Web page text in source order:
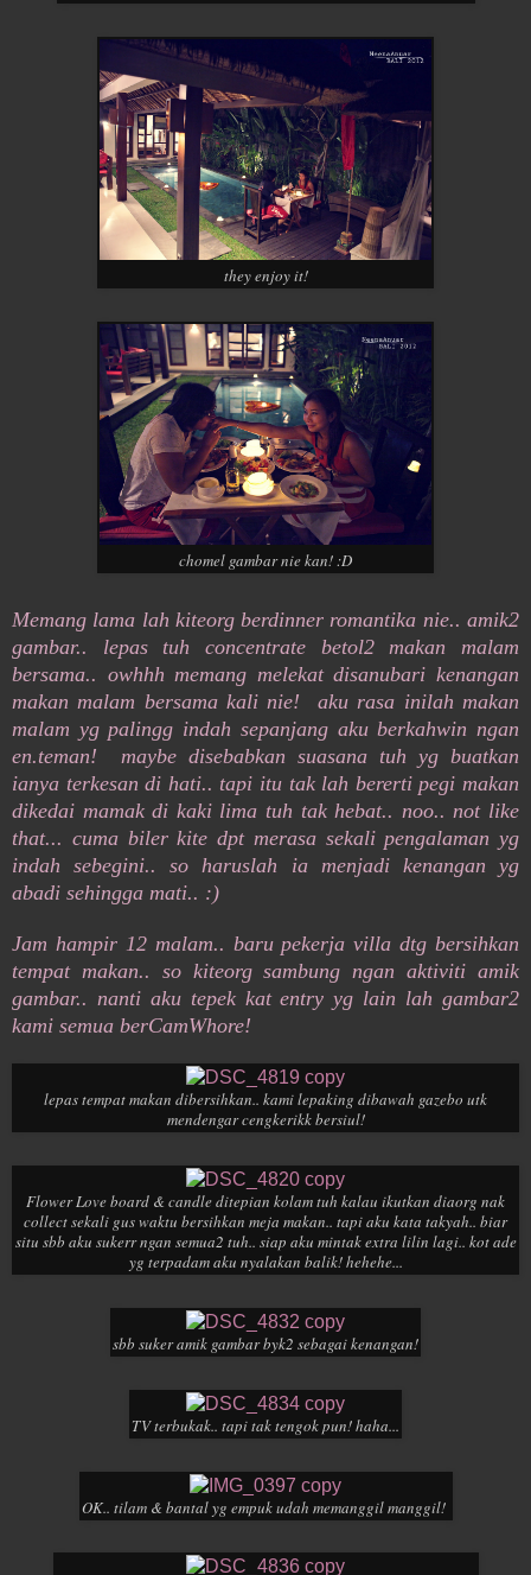
they enjoy it!
chomel gambar nie kan! :D
Memang lama lah kiteorg berdinner romantika nie.. amik2
gambar.. lepas tuh concentrate betol2 makan malam
bersama.. owhhh memang melekat disanubari kenangan
makan malam bersama kali nie! aku rasa inilah makan
malam yg palingg indah sepanjang aku berkahwin ngan
en.teman! maybe disebabkan suasana tuh yg buatkan
ianya terkesan di hati.. tapi itu tak lah bererti pegi makan
dikedai mamak di kaki lima tuh tak hebat.. noo.. not like
that... cuma biler kite dpt merasa sekali pengalaman yg
indah sebegini.. so haruslah ia menjadi kenangan yg
abadi sehingga mati.. :)
Jam hampir 12 malam.. baru pekerja villa dtg bersihkan
tempat makan.. so kiteorg sambung ngan aktiviti amik
gambar.. nanti aku tepek kat entry yg lain lah gambar2
kami semua berCamWhore!
lepas tempat makan dibersihkan.. kami lepaking dibawah gazebo utk
mendengar cengkerikk bersiul!
Flower Love board & candle ditepian kolam tuh kalau ikutkan diaorg nak
collect sekali gus waktu bersihkan meja makan.. tapi aku kata takyah.. biar
situ sbb aku sukerr ngan semua2 tuh.. siap aku mintak extra lilin lagi.. kot ade
yg terpadam aku nyalakan balik! hehehe...
sbb suker amik gambar byk2 sebagai kenangan!
TV terbukak.. tapi tak tengok pun! haha...
OK.. tilam & bantal yg empuk udah memanggil manggil!